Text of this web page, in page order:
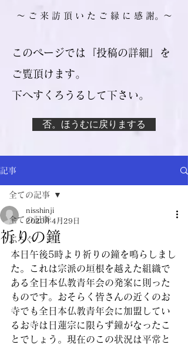
​～ ご 来 訪 頂 い た ご 縁 に 感 謝。～
このページでは『投稿の詳細』を
ご覧頂けます。
​下へすくろうるして下さい。
否。ほうむに戻りまする
記事
全ての記事
ぶろぐ
全ての記事
祈りの鐘
nisshinji
2020年4月29日
本日午後5時より祈りの鐘を鳴らしまし
た。これは宗派の垣根を越えた組織で
ある全日本仏教青年会の発案に則った
ものです。おそらく皆さんの近くのお
寺でも全日本仏教青年会に加盟してい
るお寺は日蓮宗に限らず鐘がなったこ
とでしょう。現在のこの状況は平常と